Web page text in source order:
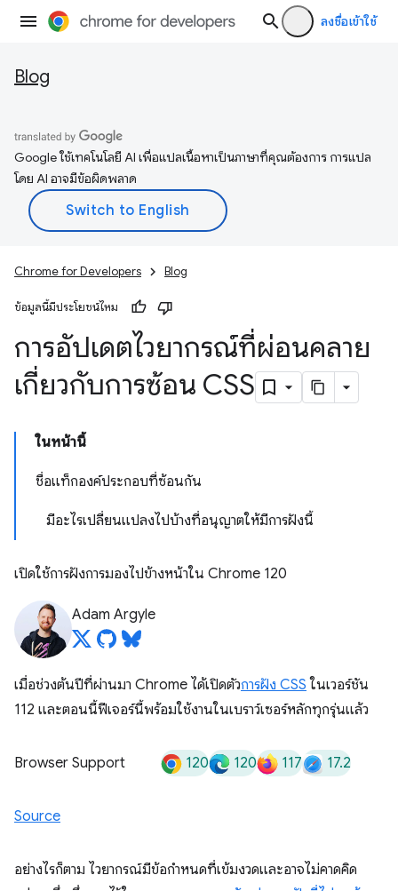
ลงชื่อเข้าใช้
Blog
Google ใช้เทคโนโลยี AI เพื่อแปลเนื้อหาเป็นภาษาที่คุณต้องการ การแปล
โดย AI อาจมีข้อผิดพลาด
Chrome for Developers Blog
ข้อมูลนี้มีประโยชน์ไหม
การอัปเดตไวยากรณ์ที่ผ่อนคลาย
เกี่ยวกับการซ้อน CSS
ในหน้านี้
ชื่อแท็กองค์ประกอบที่ซ้อนกัน
มีอะไรเปลี่ยนแปลงไปบ้างที่อนุญาตให้มีการฝังนี้
เปิดใช้การฝังการมองไปข้างหน้าใน Chrome 120
Adam Argyle
เมื่อช่วงต้นปีที่ผ่านมา Chrome ได้เปิดตัวการฝัง CSS ในเวอร์ชัน
112 และตอนนี้ฟีเจอร์นี้พร้อมใช้งานในเบราว์เซอร์หลักทุกรุ่นแล้ว
Browser Support 120 120 117 17.2
Source
อย่างไรก็ตาม ไวยากรณ์มีข้อกำหนดที่เข้มงวดและอาจไม่คาดคิด